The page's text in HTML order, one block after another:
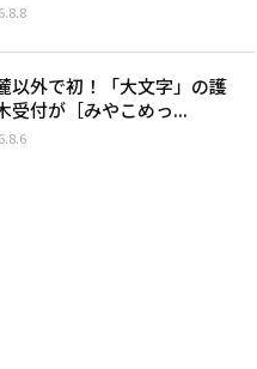
以外で初！「大文字」の護
受付が［みやこめっ...